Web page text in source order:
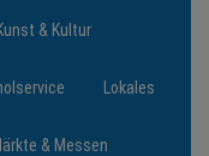
& Kultur
Lokales
& Messen